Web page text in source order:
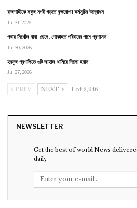
রাজশাহীকে সবুজ নগরী গড়তে বৃক্ষরোপণ কর্মসূচির উদ্বোধন
Jul 31, 2026
পদ্মায় নিখোঁজ বাবা-ছেলে, শোকাহত পরিবারের পাশে প্রশাসন
Jul 30, 2026
হরমুজ প্রণালিতে ৬টি জাহাজ থামিয়ে দিলো ইরান
Jul 27, 2026
PREV NEXT 1 of 2,946
NEWSLETTER
Get the best of world News
daily